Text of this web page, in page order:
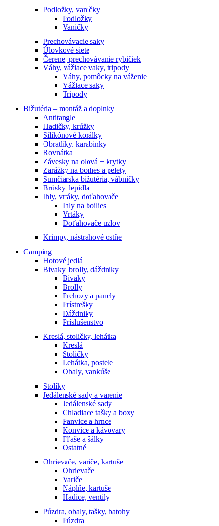
Podložky, vaničky
Podložky
Vaničky
Prechovávacie saky
Úlovkové siete
Čerene, prechovávanie rybičiek
Váhy, vážiace vaky, tripody
Váhy, pomôcky na váženie
Vážiace saky
Tripody
Bižutéria – montáž a doplnky
Antitangle
Hadičky, krúžky
Silikónové korálky
Obratlíky, karabinky
Rovnátka
Závesky na olová + krytky
Zarážky na boilies a pelety
Sumčiarska bižutéria, vábničky
Brúsky, lepidlá
Ihly, vrtáky, doťahovače
Ihly na boilies
Vrtáky
Doťahovače uzlov
Krimpy, nástrahové ostňe
Camping
Hotové jedlá
Bivaky, brolly, dáždniky
Bivaky
Brolly
Prehozy a panely
Prístrešky
Dáždniky
Príslušenstvo
Kreslá, stoličky, lehátka
Kreslá
Stoličky
Lehátka, postele
Obaly, vankúše
Stolíky
Jedálenské sady a varenie
Jedálenské sady
Chladiace tašky a boxy
Panvice a hrnce
Konvice a kávovary
Fľaše a šálky
Ostatné
Ohrievače, variče, kartuše
Ohrievače
Variče
Náplňe, kartuše
Hadice, ventily
Púzdra, obaly, tašky, batohy
Púzdra